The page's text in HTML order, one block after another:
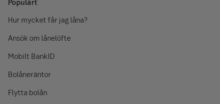
Populärt
Hur mycket får jag låna?
Ansök om lånelöfte
Mobilt BankID
Bolåneräntor
Flytta bolån